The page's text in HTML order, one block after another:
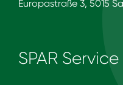
Europastraße 3, 5015
SPAR